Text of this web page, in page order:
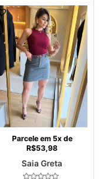
Parcele em 5x de
R$53,98
Saia Greta
This
The